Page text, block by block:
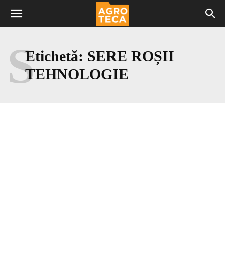
Etichetă: SERE ROȘII
TEHNOLOGIE
S